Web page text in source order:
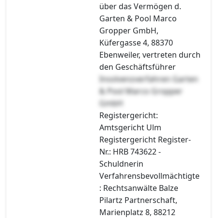
über das Vermögen d.
Garten & Pool Marco
Gropper GmbH,
Küfergasse 4, 88370
Ebenweiler, vertreten durch
den Geschäftsführer
Insolvenzverfahren Garten
& Pool Marco Gropper
GmbH
Registergericht:
Amtsgericht Ulm
Registergericht Register-
Nr.: HRB 743622 -
Schuldnerin
Verfahrensbevollmächtigte
: Rechtsanwälte Balze
Pilartz Partnerschaft,
Marienplatz 8, 88212